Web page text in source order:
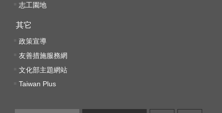
護
志工園地
其它
政策宣導
友善措施服務網
文化部主題網站
Taiwan Plus